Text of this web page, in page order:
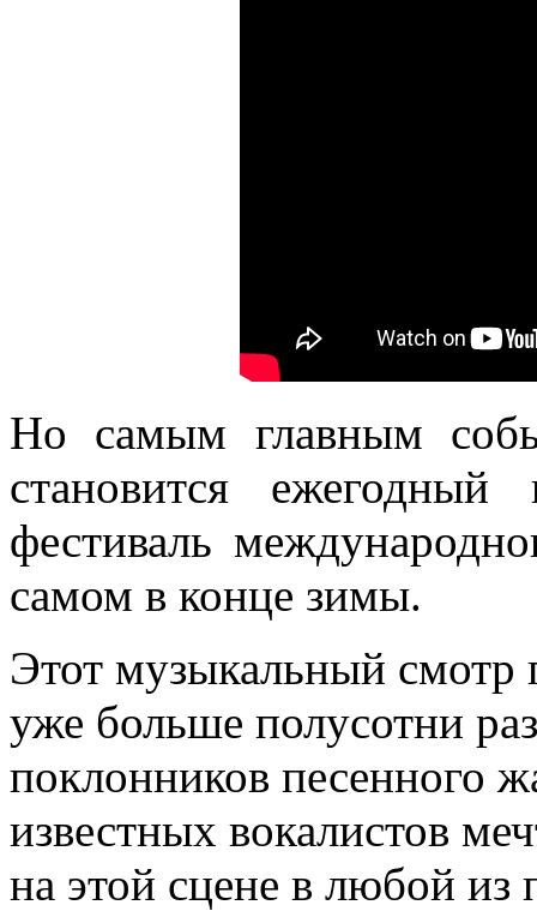
Но самым главным
становится
фестиваль
самом в конце зимы.
Этот музыкальный смотр
уже больше полусотни
поклонников песенного
известных вокалистов
на этой сцене в любой из